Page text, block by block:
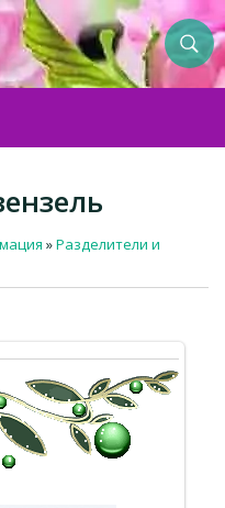
»Разделители и